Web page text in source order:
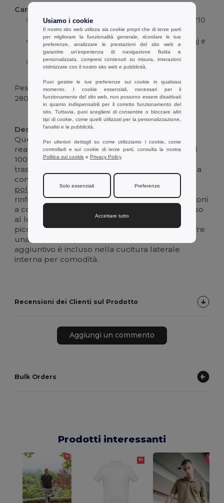
Caratteristiche :
Composizione: 100%
piqué cardato (210
g/m²)
Design: Contrasto bicolore su colletto,polsini e
abbottonatura
Vestibilità: Vita aderente con piccoli spacchi
Peso
280 g.
Personalizzabile
Descrizione :
Questa polo a maniche corte da uomo è
realizzata in tessuto piqué dicotonecardato al
100% per una sensazione confortevole e
traspirante. Il design si distingue per le finiture a
contrasto bicolore sul colletto a costine, sui
polsini
delle maniche e sull'abbottonatura
rinforzata. L'abbottonatura è chiusa da tre bottoni
a contrasto, che aggiungono un dettaglio deciso
al look complessivo. Tagliata in vita e dotata di
piccoli spacchi laterali sull'orlo, questa polo offre
una silhouette pulita e moderna. Un bottone
aggiuntivo è incluso nella cucitura laterale
interna per comodità.
Recensioni dei Clienti sul Prodotto
Aggiungi un commento
Bulk Orders
Prodotti interessanti
Usiamo i cookie
Il nostro sito web utilizza sia cookie propri che di terze parti
per migliorare la funzionalità generale, ricordare le tue
preferenze, analizzare le prestazioni del sito web e
garantire un'esperienza di navigazione fluida e
personalizzata, compresi contenuti su misura, interazioni
ottimizzate con il nostro sito web e pubblicità.
Puoi gestire le tue preferenze sui cookie in qualsiasi
momento. I cookie essenziali, necessari per il
funzionamento del sito web, non possono essere disattivati
in quanto indispensabili per il corretto funzionamento del
sito. Tuttavia, puoi scegliere di consentire o bloccare altri
tipi di cookie, come quelli utilizzati per la personalizzazione,
l'analisi e la pubblicità.
Per ulteriori dettagli su come utilizziamo i cookie, come
controllarli e sui cookie di terze parti, consulta la nostra
Politica sui cookie e Privacy Policy.
Solo essenziali Preferenze
Accettare tutto